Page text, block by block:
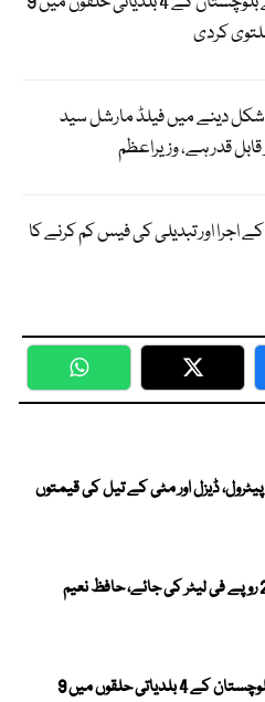
کردی
دینے میں فیلڈ مارشل سید
قدر ہے، وزیراعظم
اجرا اور تبدیلی کی فیس کم کرنے کا
WhatsApp Twitter
ڈیزل اور مٹی کے تیل کی قیمتوں
پیٹرول کی قیمت 228 روپے فی لیٹر کی جائے، حافظ نعیم
الیکشن کمیشن نے بلوچستان کے 4 بلدیاتی حلقوں میں 9